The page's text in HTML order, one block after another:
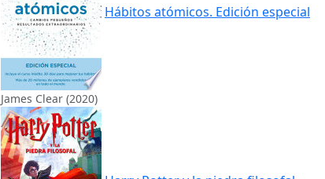
Hábitos atómicos. Edición especial
James Clear (2020)